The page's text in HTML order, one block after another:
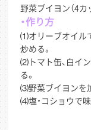
野菜ブイヨン（4カ
・作り方
⑴オリーブオイル
炒める。
⑵トマト缶、白イ
る。
⑶野菜ブイヨンを
⑷塩・コショウで味